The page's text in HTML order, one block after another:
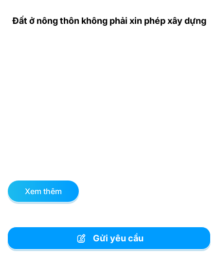
Đất ở nông thôn không phải xin phép xây dựng
Xem thêm
Gửi yêu cầu